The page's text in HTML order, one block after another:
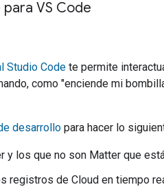
para VS Code
Studio Code te permite
como "enciende mi
desarrollo para hacer lo
y los que no son Matter que
registros de Cloud en tiempo